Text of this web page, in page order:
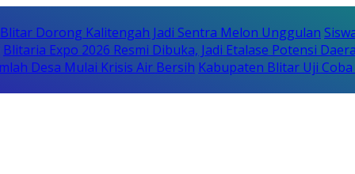
Dorong Kalitengah Jadi Sentra Melon Unggulan
Blitaria Expo 2026 Resmi Dibuka, Jadi Etalase Potensi
Desa Mulai Krisis Air Bersih Kabupaten Blitar Uji